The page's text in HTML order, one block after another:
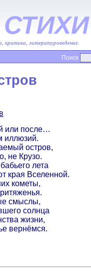
СТИХИ
критика, литературоведение.
Поиск
или после…
иллюзий.
остров,
не Крузо.
лета
края Вселенной.
кометы,
смыслы,
солнца
жизни,
вернёмся.